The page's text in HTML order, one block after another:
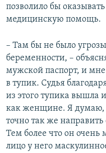
позволило бы
медицинскую помощь.
– Там бы не было
беременности, –
мужской паспорт, и
в тупик. Судья
из этого тупика вышла
как женщине. Я
точно так же
Тем более что он очень
лицо у него